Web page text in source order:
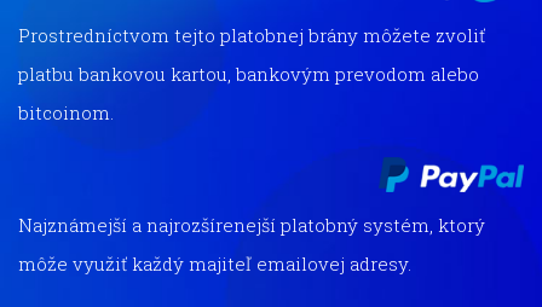
Prostredníctvom tejto platobnej brány môžete zvoliť
platbu bankovou kartou, bankovým prevodom alebo
bitcoinom.
Najznámejší a najrozšírenejší platobný systém, ktorý
môže využiť každý majiteľ emailovej adresy.